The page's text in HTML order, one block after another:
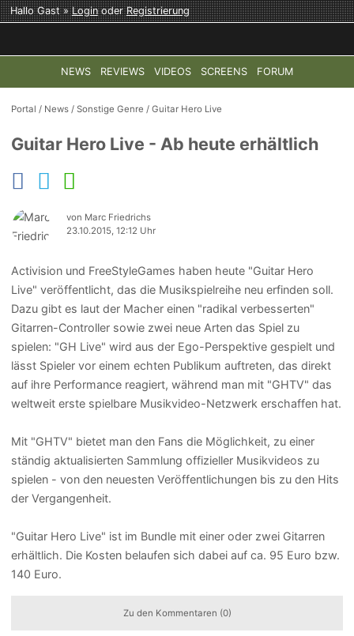
Hallo Gast »LoginoderRegistrierung
NEWS REVIEWS VIDEOS SCREENS FORUM
TOP-THEMEN: COD: MODERN WARFARE 4 HALO:
Portal / News /Sonstige Genre /Guitar Hero Live
Guitar Hero Live - Ab heute erhältlich
von Marc Friedrichs
23.10.2015, 12:12 Uhr
Activision und FreeStyleGames haben heute "Guitar Hero
Live" veröffentlicht, das die Musikspielreihe neu erfinden soll.
Dazu gibt es laut der Macher einen "radikal verbesserten"
Gitarren-Controller sowie zwei neue Arten das Spiel zu
spielen: "GH Live" wird aus der Ego-Perspektive gespielt und
lässt Spieler vor einem echten Publikum auftreten, das direkt
auf ihre Performance reagiert, während man mit "GHTV" das
weltweit erste spielbare Musikvideo-Netzwerk erschaffen hat.
Mit "GHTV" bietet man den Fans die Möglichkeit, zu einer
ständig aktualisierten Sammlung offizieller Musikvideos zu
spielen - von den neuesten Veröffentlichungen bis zu den Hits
der Vergangenheit.
"Guitar Hero Live" ist im Bundle mit einer oder zwei Gitarren
erhältlich. Die Kosten belaufen sich dabei auf ca. 95 Euro bzw.
140 Euro.
Zu den Kommentaren (0)